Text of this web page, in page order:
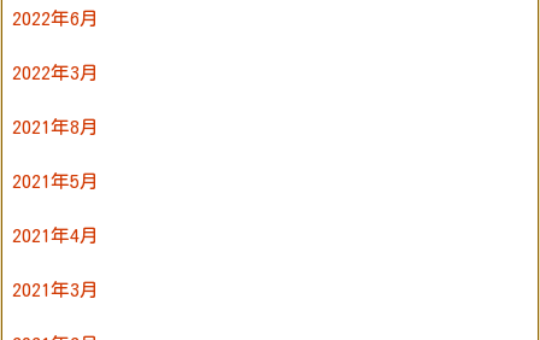
2022年6月
2022年3月
2021年8月
2021年5月
2021年4月
2021年3月